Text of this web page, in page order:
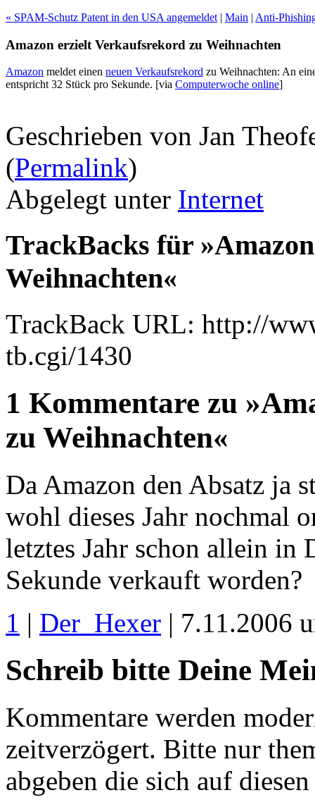
« SPAM-Schutz Patent in den USA angemeldet | Main | Anti-
Amazon erzielt Verkaufsrekord zu Weihnachten
Amazon meldet einen neuen Verkaufsrekord zu Weihnachten: An
entspricht 32 Stück pro Sekunde. [via Computerwoche online]
Geschrieben von Jan
(Permalink)
Abgelegt unter Internet
TrackBacks für
Weihnachten«
TrackBack URL: http://
tb.cgi/1430
1 Kommentare zu
zu Weihnachten«
Da Amazon den Absatz ja
wohl dieses Jahr nochmal
letztes Jahr schon allein in
Sekunde verkauft worden?
1 | Der_Hexer | 7.11.2006
Schreib bitte Deine
Kommentare werden
zeitverzögert. Bitte nur
abgeben die sich auf